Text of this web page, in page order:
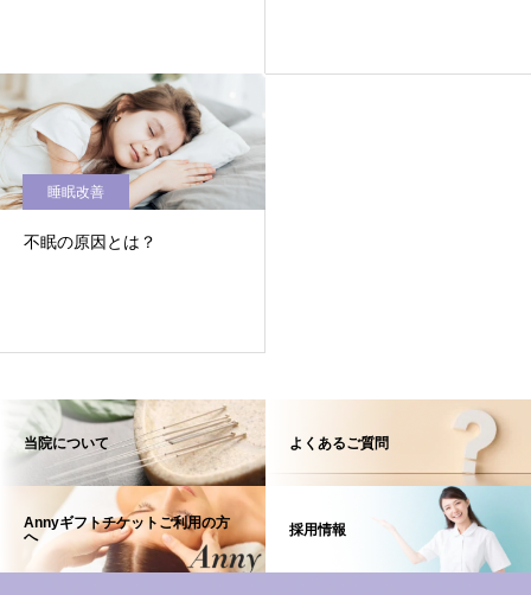
睡眠改善
不眠の原因とは？
当院について よくあるご質問
Annyギフトチケットご利用の方
へ
採用情報